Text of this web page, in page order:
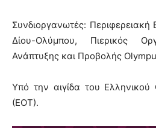
Συνδιοργανωτές: Περιφερειακή
Δίου-Ολύμπου, Πιερικός
Ανάπτυξης και Προβολής
Υπό την αιγίδα του Ελληνικού
(ΕΟΤ).